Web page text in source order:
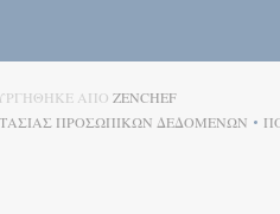
ΑΠΌ ZENCHEF((ΑΝΟΊΓΕΙ ΣΕ
ΠΡΟΣΩΠΙΚΏΝ ΔΕΔΟΜΈΝΩΝ
((ΑΝΟΊΓΕΙ ΣΕ ΝΈΟ